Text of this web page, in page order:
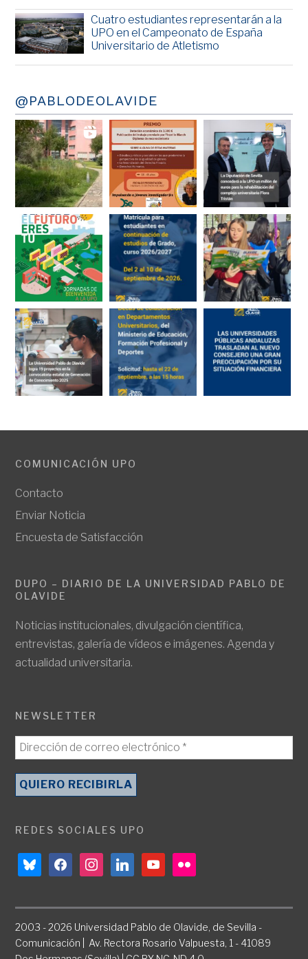
Cuatro estudiantes representarán a la
UPO en el Campeonato de España
Universitario de Atletismo
@PABLODEOLAVIDE
COMUNICACIÓN UPO
Contacto
Enviar Noticia
Encuesta de Satisfacción
DUPO – DIARIO DE LA UNIVERSIDAD PABLO DE
OLAVIDE
Noticias institucionales, divulgación científica,
entrevistas, galería de vídeos e imágenes. Agenda y
actualidad universitaria.
NEWSLETTER
REDES SOCIALES UPO
blueskyfacebookinstagramlinkedinyoutubeflickr
2003 - 2026 Universidad Pablo de Olavide, de Sevilla -
Comunicación | Av. Rectora Rosario Valpuesta, 1 - 41089